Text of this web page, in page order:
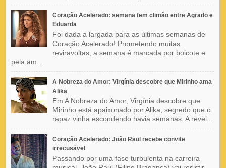
Coração Acelerado: semana tem climão entre Agrado e
Eduarda
Foi dada a largada para as últimas semanas de
Coração Acelerado! Prometendo muitas
reviravoltas, a semana é marcada por boicote e
pela am...
A Nobreza do Amor: Virgínia descobre que Mirinho ama
Alika
Em A Nobreza do Amor, Virgínia descobre que
Mirinho está apaixonado por Alika, segredo que o
rapaz vinha escondendo havia semanas. A revel...
Coração Acelerado: João Raul recebe convite
irrecusável
Passando por uma fase turbulenta na carreira